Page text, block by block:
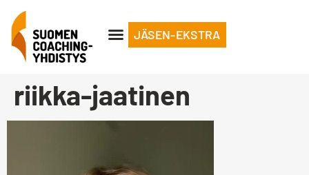
JÄSEN-EKSTRA
riikka-jaatinen